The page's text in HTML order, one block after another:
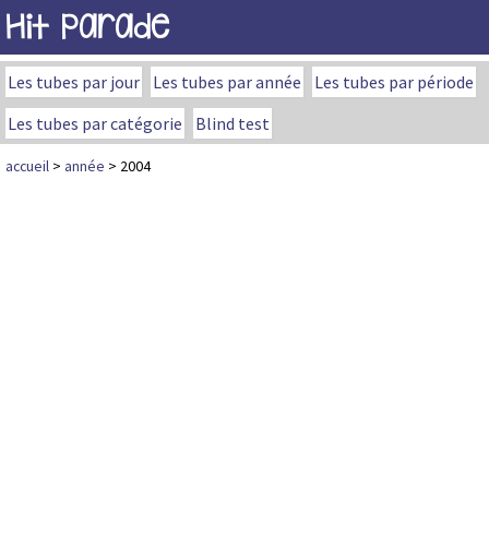
Hit Parade
Les tubes par jour Les tubes par année
Les tubes par période
Les tubes par catégorie
Blind test
accueil > année > 2004